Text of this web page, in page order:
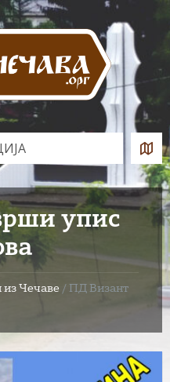
упис
из Чечаве / ПД Визант